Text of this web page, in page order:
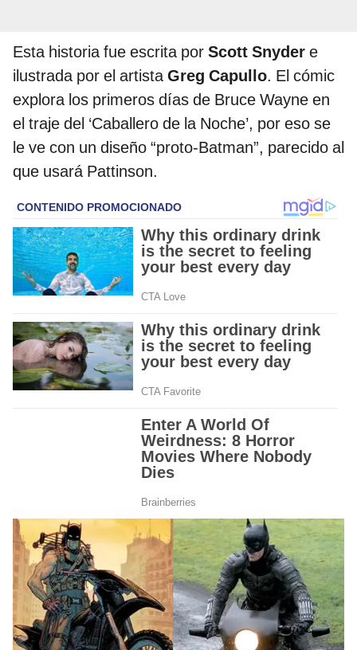
Esta historia fue escrita por Scott Snyder e
ilustrada por el artistaGreg Capullo. El cómic
explora los primeros días de Bruce Wayne en
el traje del ‘Caballero de la Noche’, por eso se
le ve con un diseño “proto-Batman”, parecido al
que usará Pattinson.